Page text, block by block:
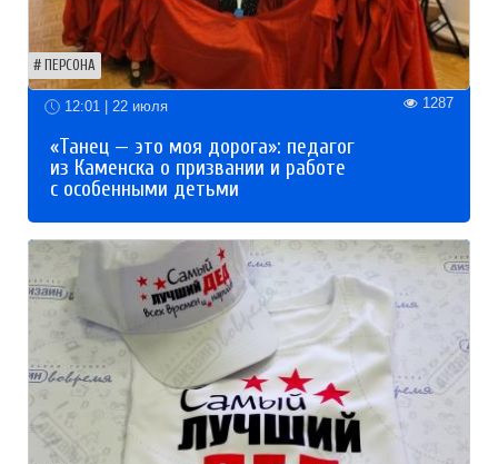
ПЕРСОНА
12:01 | 22 июля 1287
«Танец — это моя дорога»: педагог
из Каменска о призвании и работе
с особенными детьми